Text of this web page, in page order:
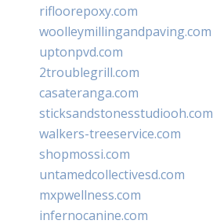
rifloorepoxy.com
woolleymillingandpaving.com
uptonpvd.com
2troublegrill.com
casateranga.com
sticksandstonesstudiooh.com
walkers-treeservice.com
shopmossi.com
untamedcollectivesd.com
mxpwellness.com
infernocanine.com